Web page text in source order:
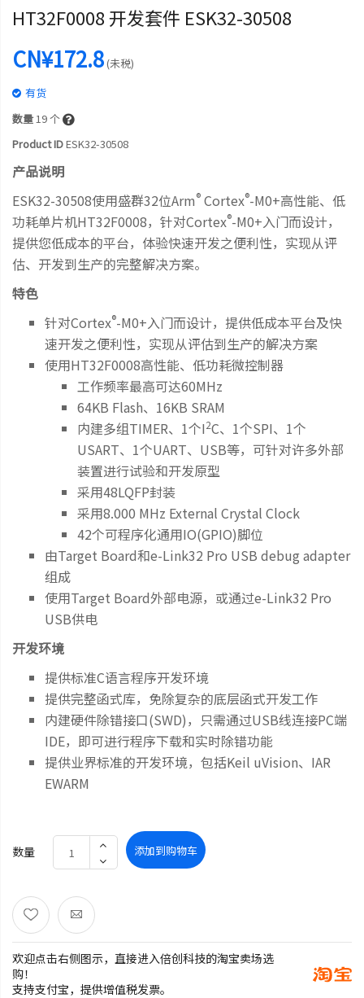
HT32F0008 开发套件 ESK32-30508
CN¥172.8(未税)
有货
数量19个
Product IDESK32-30508
产品说明
ESK32-30508使用盛群32位Arm® Cortex®-M0+高性能、低
功耗单片机HT32F0008，针对Cortex®-M0+入门而设计，
提供您低成本的平台，体验快速开发之便利性，实现从评
估、开发到生产的完整解决方案。
特色
针对Cortex®-M0+入门而设计，提供低成本平台及快
速开发之便利性，实现从评估到生产的解决方案
使用HT32F0008高性能、低功耗微控制器
工作频率最高可达60MHz
64KB Flash、16KB SRAM
内建多组TIMER、1个I2C、1个SPI、1个
USART、1个UART、USB等，可针对许多外部
装置进行试验和开发原型
采用48LQFP封装
采用8.000 MHz External Crystal Clock
42个可程序化通用IO(GPIO)脚位
由Target Board和e-Link32 Pro USB debug adapter
组成
使用Target Board外部电源，或通过e-Link32 Pro
USB供电
开发环境
提供标准C语言程序开发环境
提供完整函式库，免除复杂的底层函式开发工作
内建硬件除错接口(SWD)，只需通过USB线连接PC端
IDE，即可进行程序下载和实时除错功能
提供业界标准的开发环境，包括Keil uVision、IAR
EWARM
数量 添加到购物车
欢迎点击右侧图示，直接进入倍创科技的淘宝卖场选
购！
支持支付宝，提供增值税发票。